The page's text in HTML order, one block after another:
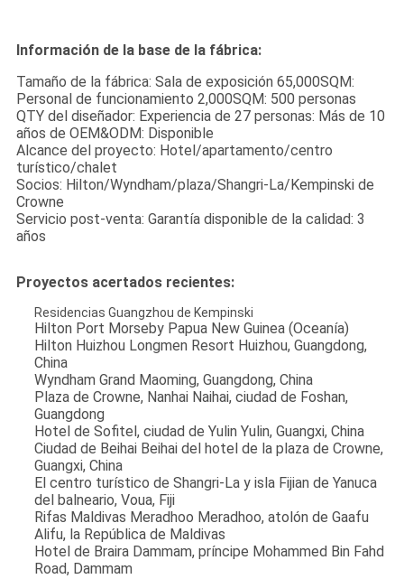
Información de la base de la fábrica:
Tamaño de la fábrica: Sala de exposición 65,000SQM:
Personal de funcionamiento 2,000SQM: 500 personas
QTY del diseñador: Experiencia de 27 personas: Más de 10
años de OEM&ODM: Disponible
Alcance del proyecto: Hotel/apartamento/centro
turístico/chalet
Socios: Hilton/Wyndham/plaza/Shangri-La/Kempinski de
Crowne
Servicio post-venta: Garantía disponible de la calidad: 3
años
Proyectos acertados recientes:
Residencias Guangzhou de Kempinski
Hilton Port Morseby Papua New Guinea (Oceanía)
Hilton Huizhou Longmen Resort Huizhou, Guangdong,
China
Wyndham Grand Maoming, Guangdong, China
Plaza de Crowne, Nanhai Naihai, ciudad de Foshan,
Guangdong
Hotel de Sofitel, ciudad de Yulin Yulin, Guangxi, China
Ciudad de Beihai Beihai del hotel de la plaza de Crowne,
Guangxi, China
El centro turístico de Shangri-La y isla Fijian de Yanuca
del balneario, Voua, Fiji
Rifas Maldivas Meradhoo Meradhoo, atolón de Gaafu
Alifu, la República de Maldivas
Hotel de Braira Dammam, príncipe Mohammed Bin Fahd
Road, Dammam